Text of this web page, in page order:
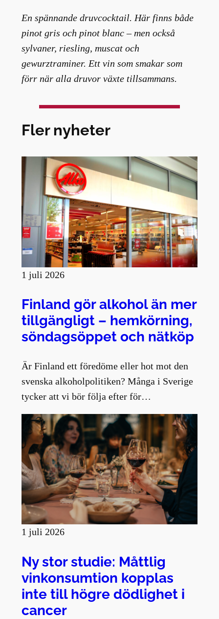
En spännande druvcocktail. Här finns både
pinot gris och pinot blanc – men också
sylvaner, riesling, muscat och
gewurztraminer. Ett vin som smakar som
förr när alla druvor växte tillsammans.
Fler nyheter
1 juli 2026
Finland gör alkohol än mer
tillgängligt – hemkörning,
söndagsöppet och nätköp
Är Finland ett föredöme eller hot mot den
svenska alkoholpolitiken? Många i Sverige
tycker att vi bör följa efter för…
1 juli 2026
Ny stor studie: Måttlig
vinkonsumtion kopplas
inte till högre dödlighet i
cancer